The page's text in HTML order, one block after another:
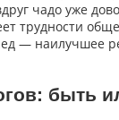
чадо уже
трудности
— наилучшее
быть